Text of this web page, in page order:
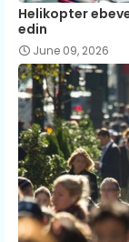
Helikopter
edin
June 09, 2026